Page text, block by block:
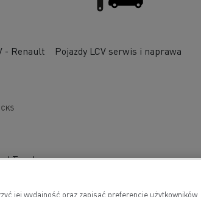
- Renault
Pojazdy LCV serwis i naprawa
Trucks
jej wydajność oraz zapisać preferencje